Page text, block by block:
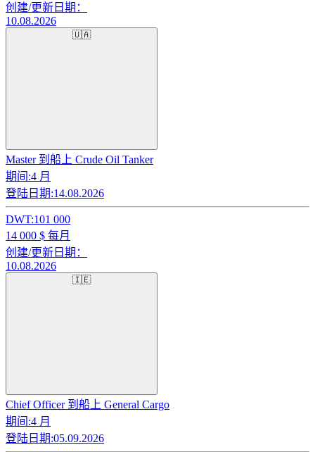
创建/更新日期：
10.08.2026
🇺🇦
Master 到船上 Crude Oil Tanker
期间:4 月
登陆日期:14.08.2026
DWT:101 000
14 000 $ 每月
创建/更新日期：
10.08.2026
🇮🇪
Chief Officer 到船上 General Cargo
期间:4 月
登陆日期:05.09.2026